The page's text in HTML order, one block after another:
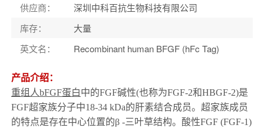
供应商：
深圳中科百抗生物科技有限公司
库存：
大量
英文名： Recombinant human BFGF (hFc Tag)
产品介绍：
重组人bFGF蛋白中的FGF碱性(也称为FGF-2和HBGF-2)是
FGF超家族分子中18-34 kDa的肝素结合成员。超家族成员
的特点是存在中心位置的β -三叶草结构。酸性FGF (FGF-1)